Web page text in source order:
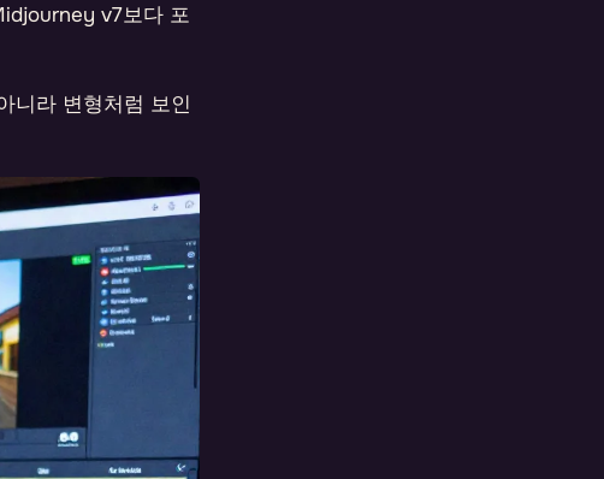
v7보다 포
니라 변형처럼 보인